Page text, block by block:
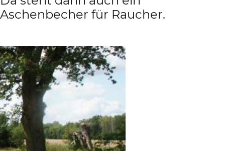
Aschenbecher für Raucher.